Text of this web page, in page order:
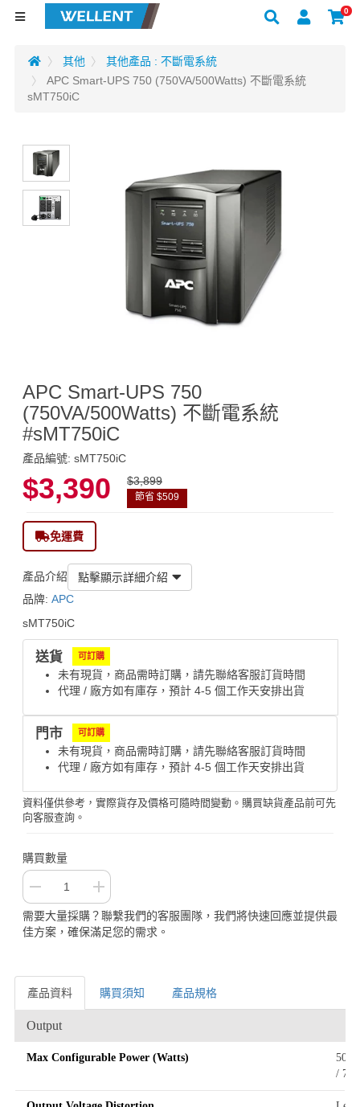
0
其他
其他產品 : 不斷電系統
APC Smart-UPS 750 (750VA/500Watts) 不斷電系統
sMT750iC
APC Smart-UPS 750
(750VA/500Watts) 不斷電系統
#sMT750iC
產品編號: sMT750iC
$3,390 $3,899
節省 $509
免運費
產品介紹
點擊顯示詳細介紹
品牌: APC
sMT750iC
送貨 可訂購
未有現貨，商品需時訂購，請先聯絡客服訂貨時間
代理 / 廠方如有庫存，預計 4-5 個工作天安排出貨
門市 可訂購
未有現貨，商品需時訂購，請先聯絡客服訂貨時間
代理 / 廠方如有庫存，預計 4-5 個工作天安排出貨
資料僅供參考，實際貨存及價格可隨時間變動。購買缺貨產品前可先
向客服查詢。
購買數量
需要大量採購？聯繫我們的客服團隊，我們將快速回應並提供最
佳方案，確保滿足您的需求。
產品資料 購買須知 產品規格
產品資料
Output
Max Configurable Power (Watts)
500
/